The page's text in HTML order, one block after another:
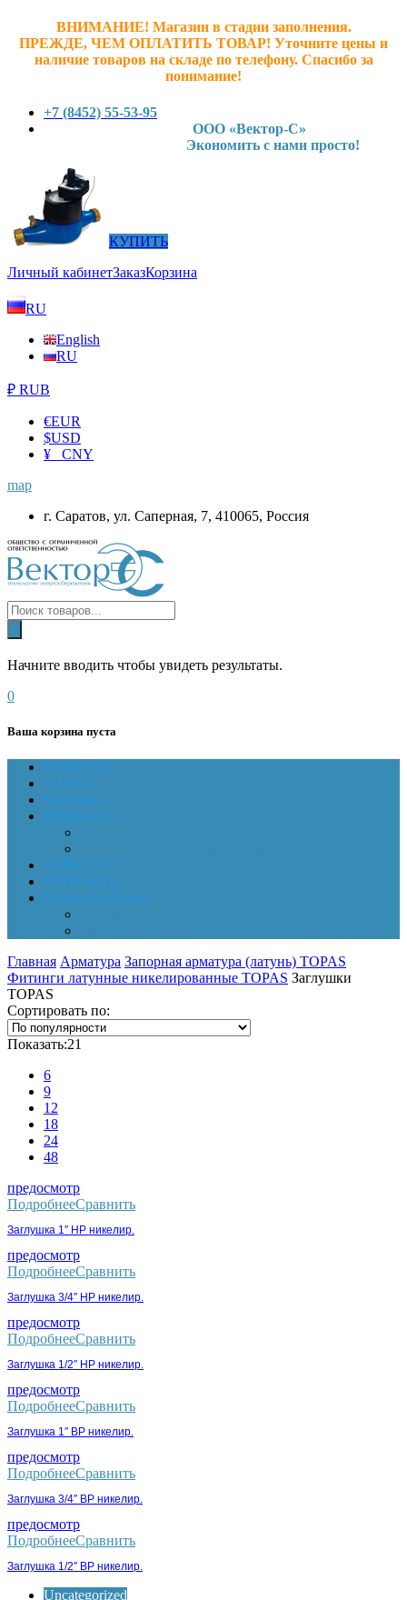
ВНИМАНИЕ! Магазин в стадии заполнения.
ПРЕЖДЕ, ЧЕМ ОПЛАТИТЬ ТОВАР! Уточните цены и
наличие товаров на складе по телефону. Спасибо за
понимание!
+7 (8452) 55-53-95
ООО «Вектор-С»
Экономить с нами просто!
КУПИТЬ
Личный кабинетЗаказКорзина
RU
English
RU
₽ RUB
€EUR
$USD
¥ CNY
map
г. Саратов, ул. Саперная, 7, 410065, Россия
Начните вводить чтобы увидеть результаты.
0
Ваша корзина пуста
ГЛАВНАЯ
О НАС
Магазин
Документы
НОВОСТИ
КОНТАКТЫ
Личный кабинет
Главная Арматура Запорная арматура (латунь) TOPAS
Фитинги латунные никелированные TOPAS Заглушки
TOPAS
Сортировать по:
Показать:21
6
9
12
18
24
48
предосмотр
ПодробнееСравнить
Заглушка 1″ НР никелир.
предосмотр
ПодробнееСравнить
Заглушка 3/4″ НР никелир.
предосмотр
ПодробнееСравнить
Заглушка 1/2″ НР никелир.
предосмотр
ПодробнееСравнить
Заглушка 1″ ВР никелир.
предосмотр
ПодробнееСравнить
Заглушка 3/4″ ВР никелир.
предосмотр
ПодробнееСравнить
Заглушка 1/2″ ВР никелир.
Uncategorized